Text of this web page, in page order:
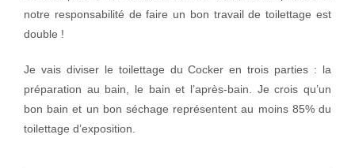
notre responsabilité de faire un bon travail de toilettage est
double !
Je vais diviser le toilettage du Cocker en trois parties : la
préparation au bain, le bain et l’après-bain. Je crois qu’un
bon bain et un bon séchage représentent au moins 85% du
toilettage d’exposition.